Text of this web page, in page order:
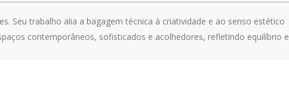
Seu trabalho alia a bagagem técnica à criatividade e ao senso estético
contemporâneos, sofisticados e acolhedores, refletindo equilíbrio e